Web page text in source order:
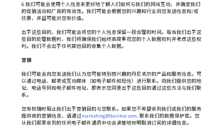
6.我们可能会使用个人信息来更好地了解人们如何与我们的网站互动，并确定我们
的促销活动和广告的有效性。我们可能会根据您的兴趣和行业向您发送信息和/或
优惠，并且可能对您有价值。
出于这些目的，我们可能会将您的个人信息保留一段合理的时间。每当我们出于这
些目的处理数据时，我们将确保我们始终高度重视您的个人数据权利并考虑这些权
利。我们不会出于任何其他目的收集个人数据。
营销
我们可能会向您发送我们认为您可能特别感兴趣的丹尼克尔的产品和服务信息。可
以通过电话、邮寄或互动媒体（如电子邮件和短信）进行联系。向我们提供您的地
址、电话号码和电子邮件地址，即表示您同意出于这些目的通过这些方法与我们联
系。
您有权随时阻止我们出于营销目的与您联系。如果您不希望收到我们或我们的服务
提供商的营销信息，请通过marketing@danikor.com. 联系我们的数据保护官。您
从我们那里收到的任何电子邮件通讯中也会清楚地标明取消订阅的详细信息。